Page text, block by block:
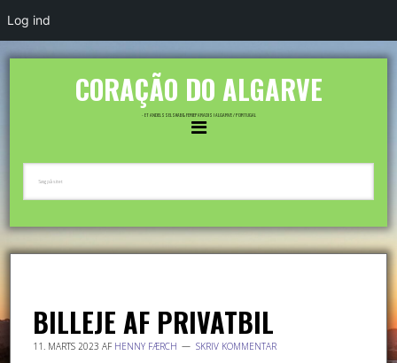
Log ind
CORAÇÃO DO ALGARVE
- ET ANDELSSELSKAB & FERIEPARADIS I ALGARVE / PORTUGAL
BILLEJE AF PRIVATBIL
11. MARTS 2023 AF HENNY FÆRCH SKRIV KOMMENTAR